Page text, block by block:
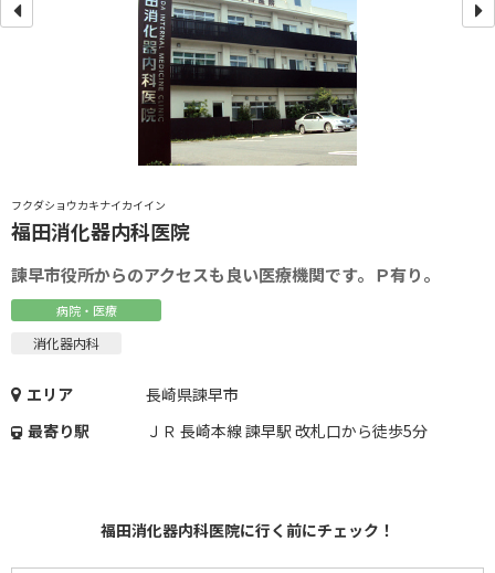
フクダショウカキナイカイイン
福田消化器内科医院
諫早市役所からのアクセスも良い医療機関です。Ｐ有り。
病院・医療
消化器内科
エリア
長崎県諫早市
最寄り駅
ＪＲ 長崎本線 諫早駅 改札口から徒歩5分
福田消化器内科医院に行く前にチェック！